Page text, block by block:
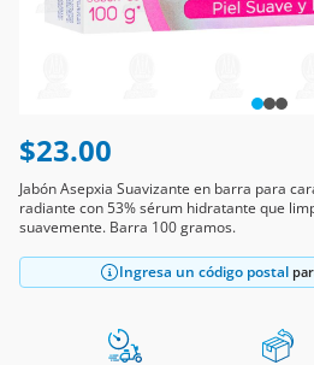
$23.00
Jabón Asepxia Suavizante en barra para
radiante con 53% sérum hidratante que
suavemente. Barra 100 gramos.
Ingresa un código postal